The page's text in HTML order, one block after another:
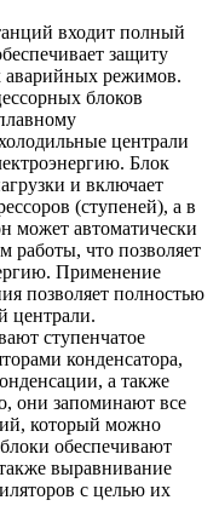
входит полный
защиту
аварийных режимов.
блоков
централи
Блок
и включает
(ступеней), а в
может автоматически
работы, что позволяет
Применение
позволяет полностью
централи.
ступенчатое
конденсатора,
а также
они запоминают все
который можно
обеспечивают
выравнивание
с целью их